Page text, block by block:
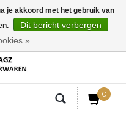
0
je akkoord met het gebruik van
Dit bericht verbergen
»